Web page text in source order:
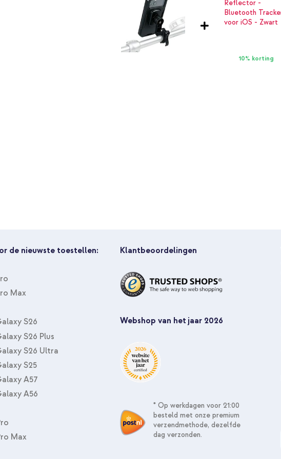
10% korting
de nieuwste toestellen:
Max
S26
S26 Plus
S26 Ultra
S25
A57
A56
Max
Klantbeoordelingen
Webshop van het jaar 2026
* Op werkdagen voor 21:00
besteld met onze premium
verzendmethode, dezelfde
dag verzonden.